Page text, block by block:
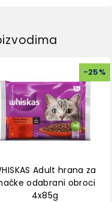
-25%
Adult hrana za
odabrani obroci
4x85g